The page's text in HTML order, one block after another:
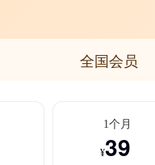
全国会员
1个月
¥39